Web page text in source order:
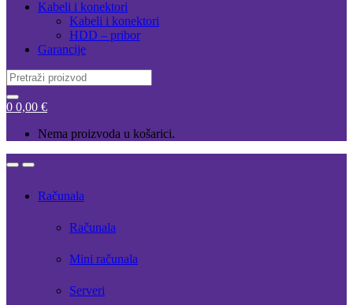
Kabeli i konektori
Kabeli i konektori
HDD – pribor
Garancije
Search
for:
0 0,00 €
Nema proizvoda u košarici.
OpenClose
Računala
Računala
Mini računala
Serveri